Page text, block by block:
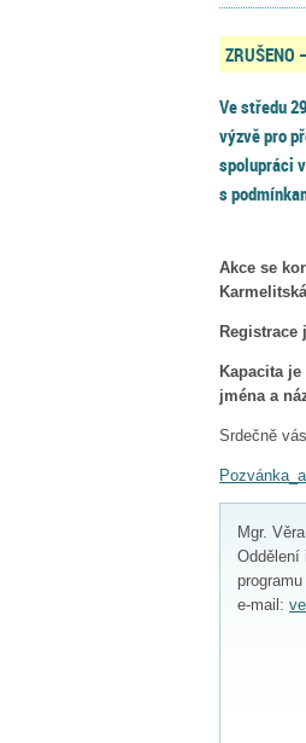
ZRUŠENO
Vestředu
výzvě pro
spolupráci
s
Akce se
Kapacita
jména a
Srdečně
Mgr.
Oddělení
e-mail: